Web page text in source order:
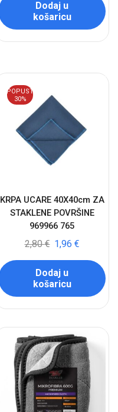
Dodaj u
košaricu
POPUST
30%
KRPA UCARE 40X40cm ZA
STAKLENE POVRŠINE
969966 765
2,80€ 1,96 €
Dodaj u
košaricu